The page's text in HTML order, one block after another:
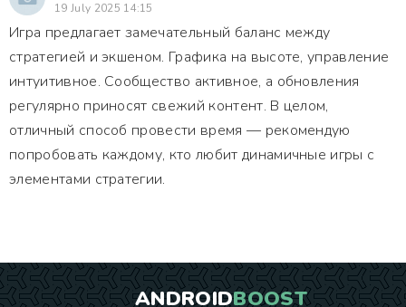
19 July 2025 14:15
Игра предлагает замечательный баланс между
стратегией и экшеном. Графика на высоте, управление
интуитивное. Сообщество активное, а обновления
регулярно приносят свежий контент. В целом,
отличный способ провести время — рекомендую
попробовать каждому, кто любит динамичные игры с
элементами стратегии.
ANDROIDBOOST